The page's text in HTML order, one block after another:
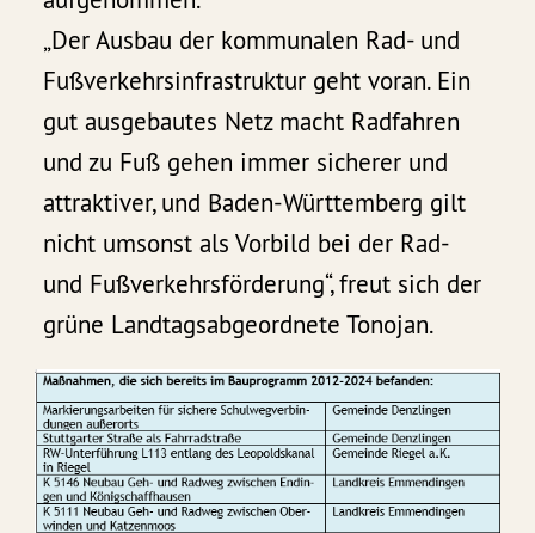
„Der Ausbau der kommunalen Rad- und
Fußverkehrsinfrastruktur geht voran. Ein
gut ausgebautes Netz macht Radfahren
und zu Fuß gehen immer sicherer und
attraktiver, und Baden-Württemberg gilt
nicht umsonst als Vorbild bei der Rad-
und Fußverkehrsförderung“, freut sich der
grüne Landtagsabgeordnete Tonojan.